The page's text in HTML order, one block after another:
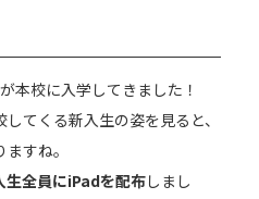
本校に入学してきました！
てくる新入生の姿を見ると、
すね。
生全員にiPadを配布しまし